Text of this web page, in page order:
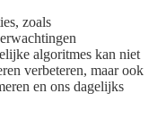
zoals
algoritmes kan niet
verbeteren, maar ook
en ons dagelijks